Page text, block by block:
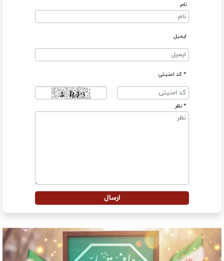
نام
ایمیل
* کد امنیتی
* نظر